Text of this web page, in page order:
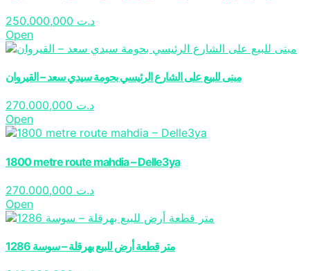
د.ت
Open
مبنى للبيع على الشارع الرئيسي بحومة سيدي سعد – القيروان
د.ت
Open
1800 metre route mahdia – Delle3ya
د.ت
Open
1286 متر قطعة أرض للبيع بهرقلة – سوسة